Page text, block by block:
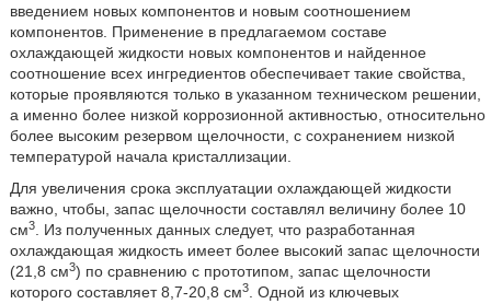
введением новых компонентов и новым соотношением
компонентов. Применение в предлагаемом составе
охлаждающей жидкости новых компонентов и найденное
соотношение всех ингредиентов обеспечивает такие свойства,
которые проявляются только в указанном техническом решении,
а именно более низкой коррозионной активностью, относительно
более высоким резервом щелочности, с сохранением низкой
температурой начала кристаллизации.
Для увеличения срока эксплуатации охлаждающей жидкости
важно, чтобы, запас щелочности составлял величину более 10
см3. Из полученных данных следует, что разработанная
охлаждающая жидкость имеет более высокий запас щелочности
(21,8 см3) по сравнению с прототипом, запас щелочности
которого составляет 8,7-20,8 см3. Одной из ключевых